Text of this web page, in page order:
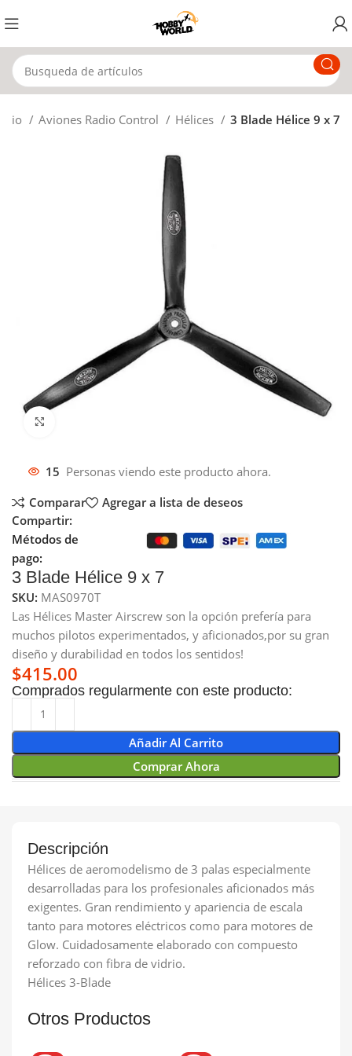
Aviones Radio Control Hélices 3 Blade Hélice 9 x 7
15 Personas viendo este producto ahora.
Comparar
Agregar a lista de deseos
Compartir:
Métodos de
pago:
3 Blade Hélice 9 x 7
SKU: MAS0970T
Las Hélices Master Airscrew son la opción prefería para
muchos pilotos experimentados, y aficionados,por su gran
diseño y durabilidad en todos los sentidos!
$415.00
Comprados regularmente con este producto:
Añadir Al Carrito
Comprar Ahora
Descripción
Hélices de aeromodelismo de 3 palas especialmente
desarrolladas para los profesionales aficionados más
exigentes. Gran rendimiento y apariencia de escala
tanto para motores eléctricos como para motores de
Glow. Cuidadosamente elaborado con compuesto
reforzado con fibra de vidrio.
Hélices 3-Blade
Otros Productos